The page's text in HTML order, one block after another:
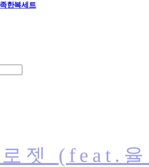
한복세트
로젯 (feat.